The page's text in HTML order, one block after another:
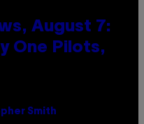
August 7:
One Pilots,
Smith